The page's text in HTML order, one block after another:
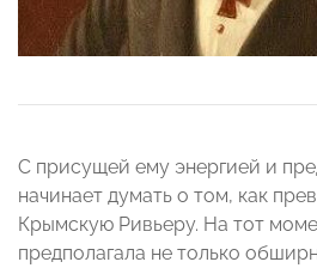
С присущей ему энергией и
начинает думать о том, как
Крымскую Ривьеру. На тот
предполагала не только